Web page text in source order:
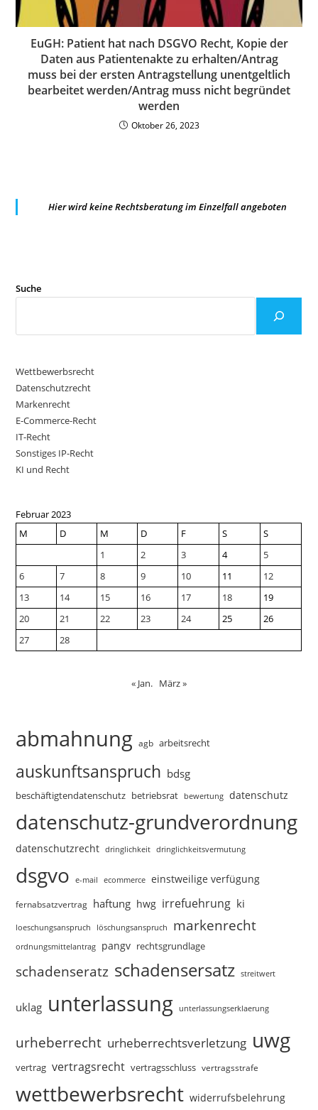
EuGH: Patient hat nach DSGVO Recht, Kopie der
Daten aus Patientenakte zu erhalten/Antrag
muss bei der ersten Antragstellung unentgeltlich
bearbeitet werden/Antrag muss nicht begründet
werden
Oktober 26, 2023
Hier wird keine Rechtsberatung im Einzelfall angeboten
Suche
Wettbewerbsrecht
Datenschutzrecht
Markenrecht
E-Commerce-Recht
IT-Recht
Sonstiges IP-Recht
KI und Recht
Februar 2023
M
D M D F S
S
1
2 3 4
5
6
7 8 9 10 11
12
13
14 15 16 17 18
19
20
21 22 23 24 25
26
27
28
« Jan. März »
abmahnung agb arbeitsrecht
auskunftsanspruch bdsg
beschäftigtendatenschutz betriebsrat bewertung datenschutz
datenschutz-grundverordnung
datenschutzrecht dringlichkeit dringlichkeitsvermutung
dsgvo e-mail ecommerce einstweilige verfügung
fernabsatzvertrag haftung hwg irrefuehrung ki
loeschungsanspruch löschungsanspruch markenrecht
ordnungsmittelantrag pangv rechtsgrundlage
schadenseratz schadensersatz streitwert
uklag unterlassung unterlassungserklaerung
urheberrecht urheberrechtsverletzung uwg
vertrag vertragsrecht vertragsschluss vertragsstrafe
wettbewerbsrecht widerrufsbelehrung